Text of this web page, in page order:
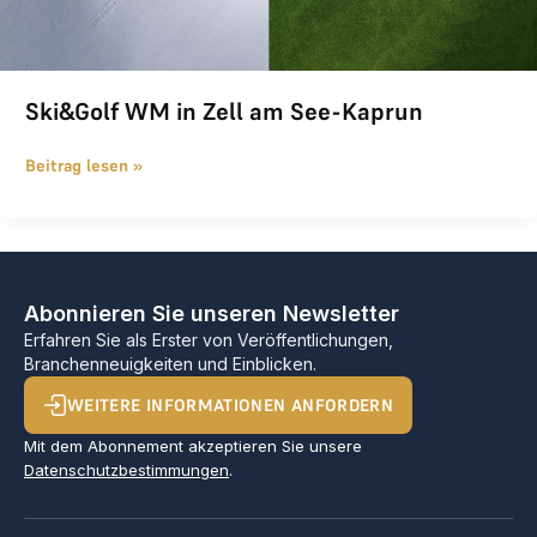
Ski&Golf WM in Zell am See-Kaprun
Beitrag lesen »
Abonnieren Sie unseren Newsletter
Erfahren Sie als Erster von Veröffentlichungen,
Branchenneuigkeiten und Einblicken.
WEITERE INFORMATIONEN ANFORDERN
Mit dem Abonnement akzeptieren Sie unsere
Datenschutzbestimmungen.